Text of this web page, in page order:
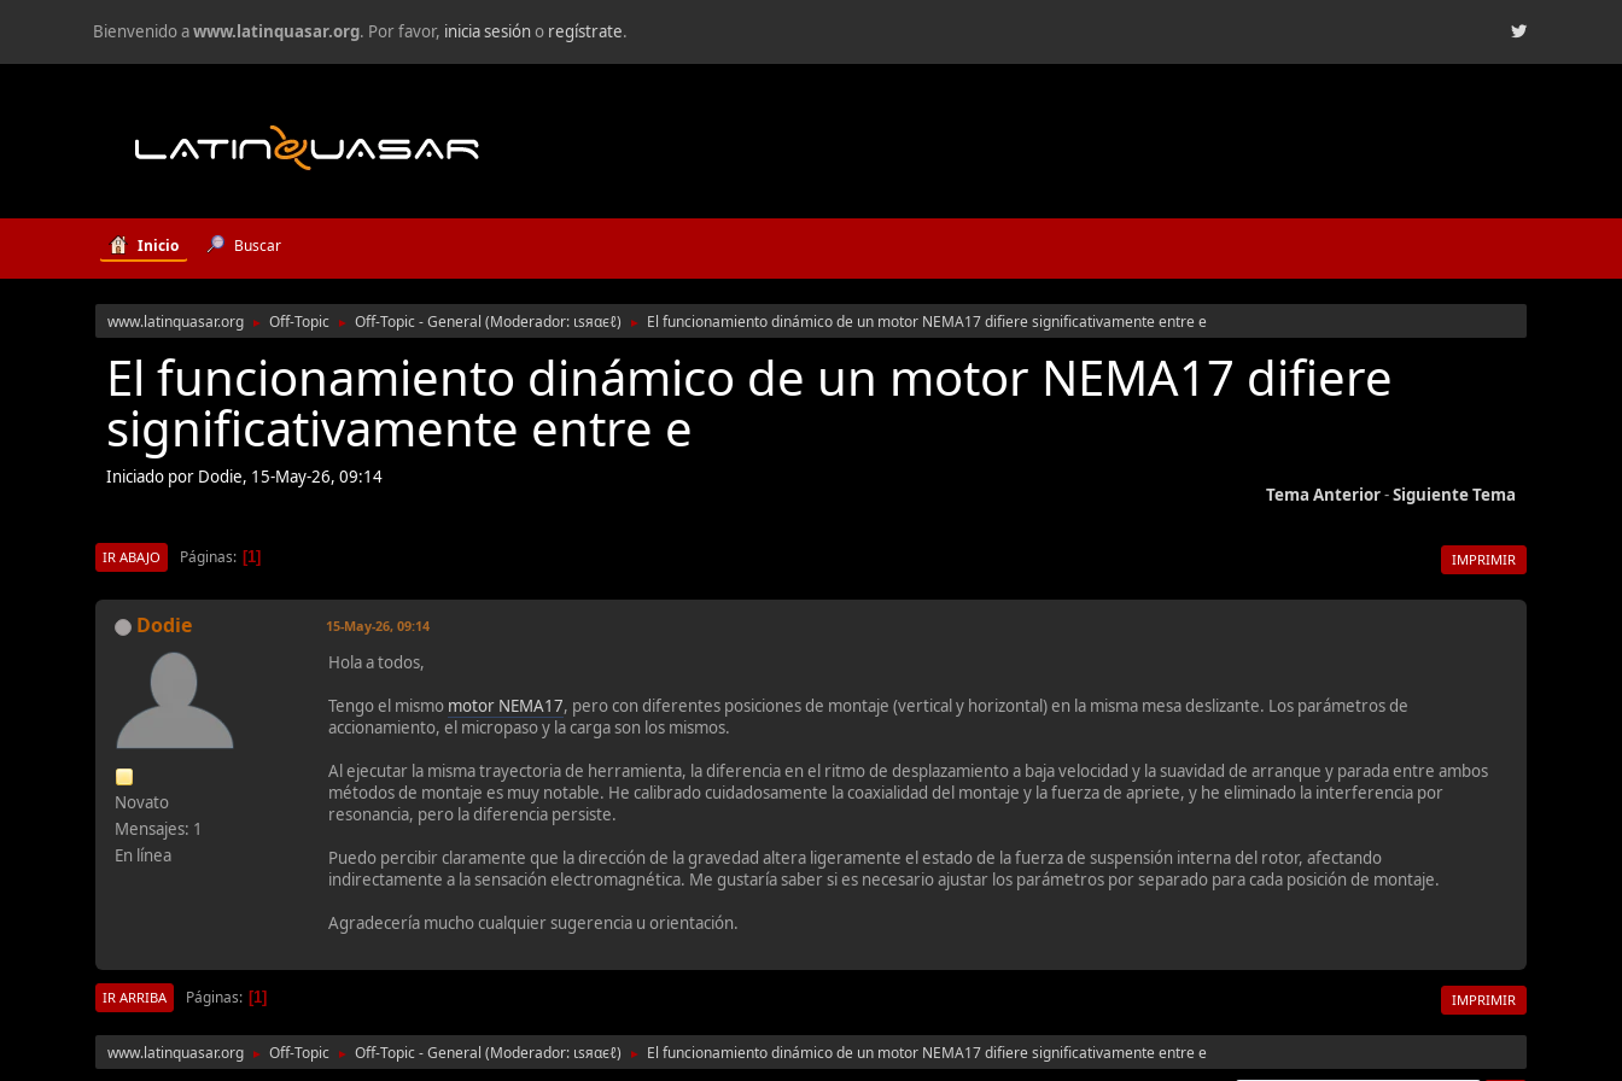
Bienvenido awww.latinquasar.org. Por favor, inicia sesióno regístrate.
Inicio Buscar
www.latinquasar.org ► Off-Topic ► Off-Topic - General (Moderador: ιѕяαєℓ) ► El funcionamiento dinámico de un motor NEMA17 difiere significativamente entre e
El funcionamiento dinámico de un motor NEMA17 difiere
significativamente entre e
Iniciado por Dodie, 15-May-26, 09:14
Tema Anterior-Siguiente Tema
IMPRIMIR
IR ABAJO Páginas 1
Dodie
Novato
Mensajes: 1
En línea
15-May-26, 09:14
Hola a todos,
Tengo el mismo motor NEMA17, pero con diferentes posiciones de montaje (vertical y horizontal) en la misma mesa deslizante. Los parámetros de
accionamiento, el micropaso y la carga son los mismos.
Al ejecutar la misma trayectoria de herramienta, la diferencia en el ritmo de desplazamiento a baja velocidad y la suavidad de arranque y parada entre ambos
métodos de montaje es muy notable. He calibrado cuidadosamente la coaxialidad del montaje y la fuerza de apriete, y he eliminado la interferencia por
resonancia, pero la diferencia persiste.
Puedo percibir claramente que la dirección de la gravedad altera ligeramente el estado de la fuerza de suspensión interna del rotor, afectando
indirectamente a la sensación electromagnética. Me gustaría saber si es necesario ajustar los parámetros por separado para cada posición de montaje.
Agradecería mucho cualquier sugerencia u orientación.
IMPRIMIR
IR ARRIBA Páginas 1
www.latinquasar.org ► Off-Topic ► Off-Topic - General (Moderador: ιѕяαєℓ) ► El funcionamiento dinámico de un motor NEMA17 difiere significativamente entre e